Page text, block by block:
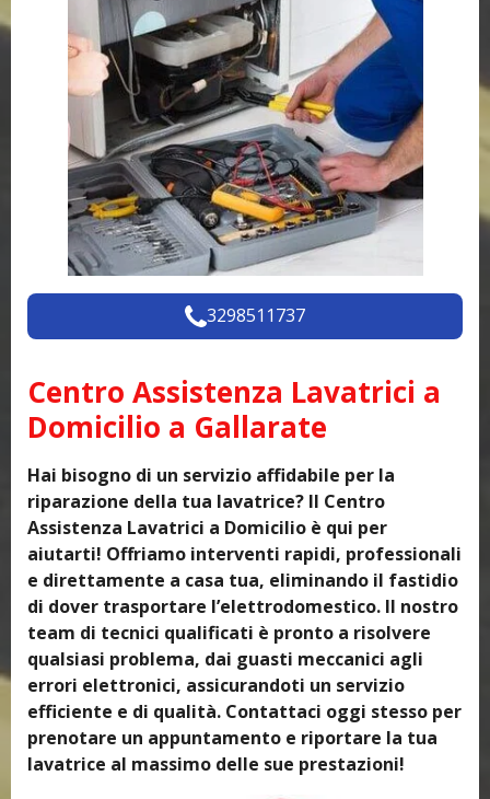
3298511737
Centro Assistenza Lavatrici a
Domicilio a Gallarate
Hai bisogno di un servizio affidabile per la
riparazione della tua lavatrice? Il Centro
Assistenza Lavatrici a Domicilio è qui per
aiutarti! Offriamo interventi rapidi, professionali
e direttamente a casa tua, eliminando il fastidio
di dover trasportare l’elettrodomestico. Il nostro
team di tecnici qualificati è pronto a risolvere
qualsiasi problema, dai guasti meccanici agli
errori elettronici, assicurandoti un servizio
efficiente e di qualità. Contattaci oggi stesso per
prenotare un appuntamento e riportare la tua
lavatrice al massimo delle sue prestazioni!